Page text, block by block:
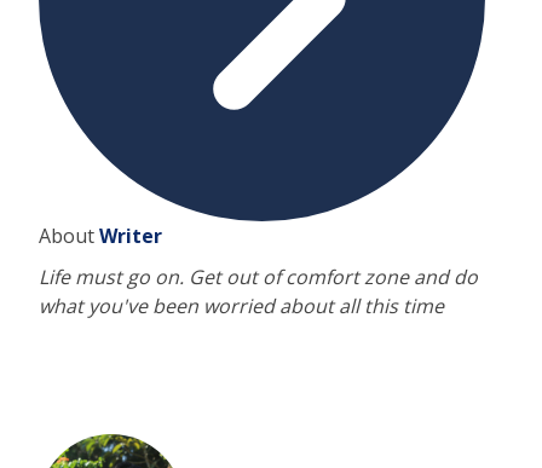
AboutWriter
Life must go on. Get out of comfort zone and do
what you've been worried about all this time